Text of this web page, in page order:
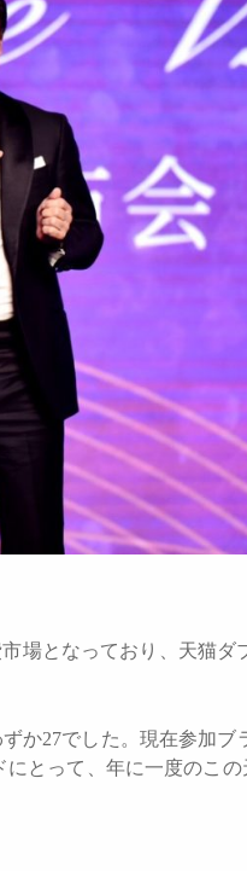
場となっており、天猫ダ
か27でした。現在参加ブ
とって、年に一度のこ